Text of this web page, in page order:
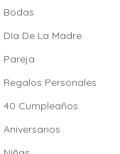
Bodas
Día De La Madre
Pareja
Regalos Personales
40 Cumpleaños
Aniversarios